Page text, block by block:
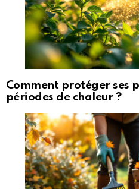
Comment protéger ses
périodes de chaleur ?